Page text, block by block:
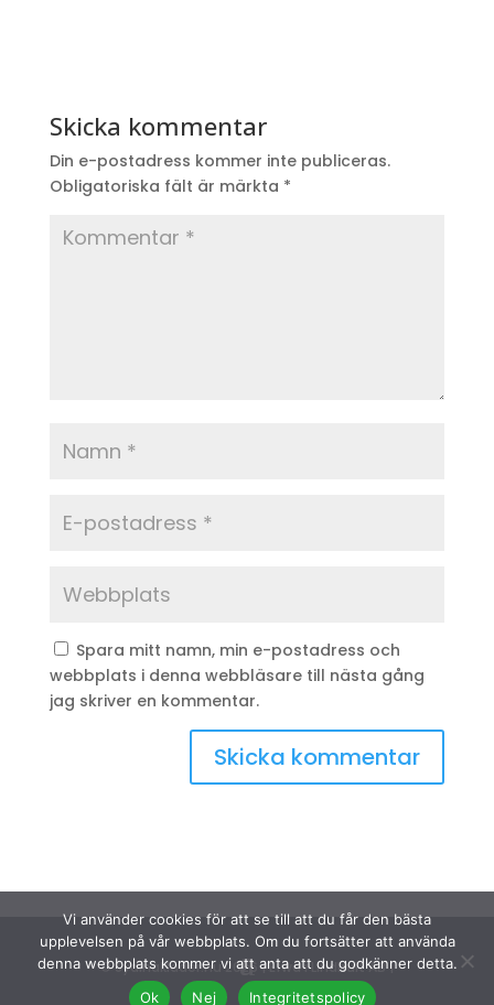
Skicka kommentar
Din e-postadress kommer inte publiceras.
Obligatoriska fält är märkta *
Spara mitt namn, min e-postadress och
webbplats i denna webbläsare till nästa gång
jag skriver en kommentar.
© Sydinakläder.nu 2026 | Efwa i Lindhult AB |
Vi använder cookies för att se till att du får den bästa
upplevelsen på vår webbplats. Om du fortsätter att använda
denna webbplats kommer vi att anta att du godkänner detta.
Ok
Nej Integritetspolicy